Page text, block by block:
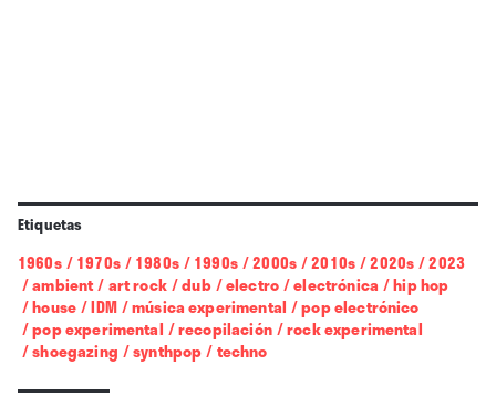
Etiquetas
1960s /1970s/1980s/1990s/2000s/2010s/2020s/2023
/ambient /art rock/dub /electro/electrónica /hip hop
/house/IDM/música experimental /pop electrónico
/pop experimental /recopilación/rock experimental
/shoegazing /synthpop /techno